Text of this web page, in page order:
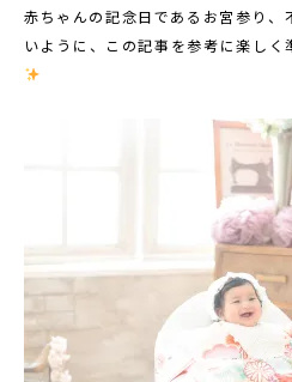
誕生日
ロケーション撮影・カメラマン
子供の写真撮影・スタジオフォト
赤ちゃん撮影・ベビーフォト
店舗を探す
赤ちゃんの記念日であるお宮参り
いように、この記事を参考に楽し